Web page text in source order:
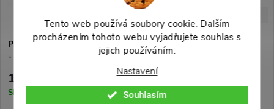
Tento web používá soubory cookie. Dalším
procházením tohoto webu vyjadřujete souhlas s
jejich používáním.
Nastavení
Souhlasím
Přívěšek na klíče "BB8 GOLD"
- Star Wars
129 Kč
Skladem
Přívěšek na klíče "SERENITY
SILVER" - Firefly
149 Kč
Skladem